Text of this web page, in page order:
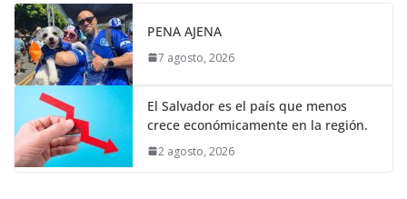
PENA AJENA
7 agosto, 2026
El Salvador es el país que menos
crece económicamente en la región.
2 agosto, 2026